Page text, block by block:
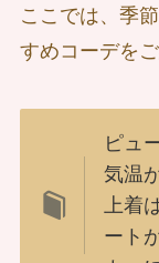
ここでは、季
すめコーデを
ピュ
気温
上着
ート